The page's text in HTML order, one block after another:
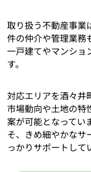
取り扱う不動産事業
件の仲介や管理業務
一戸建てやマンショ
す。
対応エリアを酒々井
市場動向や土地の特
案が可能となってい
そ、きめ細やかなサ
っかりサポートして